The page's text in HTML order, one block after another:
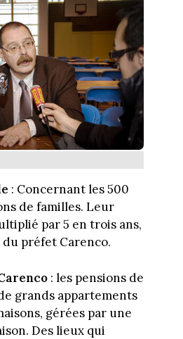
: Concernant les 500
de familles. Leur
par 5 en trois ans,
préfet Carenco.
: les pensions de
grands appartements
gérées par une
Des lieux qui